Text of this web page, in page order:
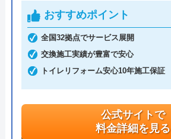
おすすめポイント
全国32拠点でサービス展開
交換施工実績が豊富で安心
トイレリフォーム安心10年施工保証
公式サイトで
料金詳細を見る